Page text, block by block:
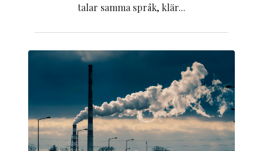
talar samma språk, klär...